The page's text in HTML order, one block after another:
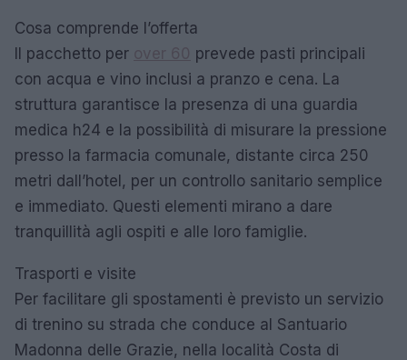
Cosa comprende l’offerta
Il pacchetto per
prevede pasti principali
con acqua e vino inclusi a pranzo e cena. La
struttura garantisce la presenza di una guardia
medica h24 e la possibilità di misurare la pressione
presso la farmacia comunale, distante circa 250
metri dall’hotel, per un controllo sanitario semplice
e immediato. Questi elementi mirano a dare
tranquillità agli ospiti e alle loro famiglie.
Trasporti e visite
Per facilitare gli spostamenti è previsto un servizio
di trenino su strada che conduce al Santuario
Madonna delle Grazie, nella località Costa di